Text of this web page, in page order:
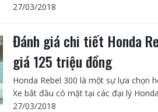
27/03/2018
Đánh giá chi tiết Honda
giá 125 triệu đồng
Honda Rebel 300 là một sự lựa chọn
Xe bắt đầu có mặt tại các đại lý
27/03/2018